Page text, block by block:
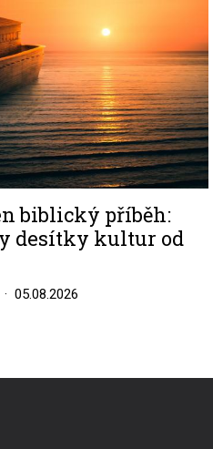
biblický příběh:
desítky kultur od
05.08.2026